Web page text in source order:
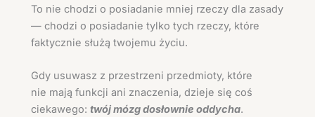
To nie chodzi o posiadanie mniej rzeczy dla zasady
— chodzi o posiadanie tylko tych rzeczy, które
faktycznie służą twojemu życiu.
Gdy usuwasz z przestrzeni przedmioty, które
nie mają funkcji ani znaczenia, dzieje się coś
ciekawego: twój mózg dosłownie oddycha.